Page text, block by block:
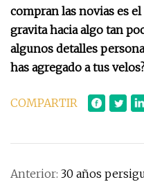
compran las novias es el
gravita hacia algo tan
algunos detalles
has agregado a tus
COMPARTIR
Anterior: 30 años